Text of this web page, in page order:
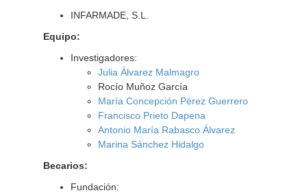
INFARMADE, S.L.
Equipo:
Investigadores:
Julia Álvarez Malmagro
Rocío Muñoz García
María Concepción Pérez Guerrero
Francisco Prieto Dapena
Antonio María Rabasco Álvarez
Marina Sánchez Hidalgo
Becarios:
Fundación: